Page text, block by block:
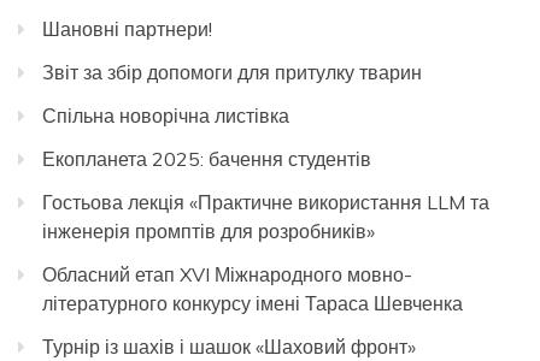
Шановні партнери!
Звіт за збір допомоги для притулку тварин
Спільна новорічна листівка
Екопланета 2025: бачення студентів
Гостьова лекція «Практичне використання LLM та
інженерія промптів для розробників»
Обласний етап XVI Міжнародного мовно-
літературного конкурсу імені Тараса Шевченка
Турнір із шахів і шашок «Шаховий фронт»